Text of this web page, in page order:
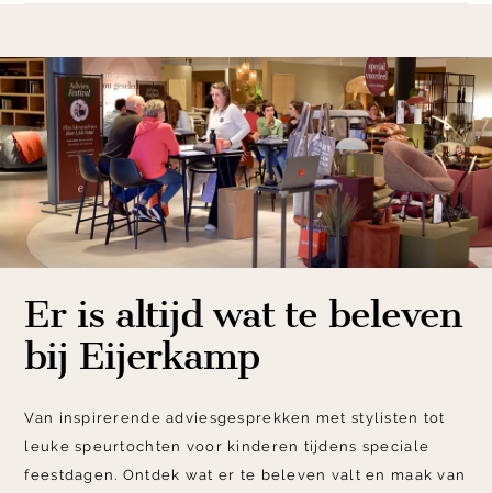
Er is altijd wat te beleven
bij Eijerkamp
Van inspirerende adviesgesprekken met stylisten tot
leuke speurtochten voor kinderen tijdens speciale
feestdagen. Ontdek wat er te beleven valt en maak van